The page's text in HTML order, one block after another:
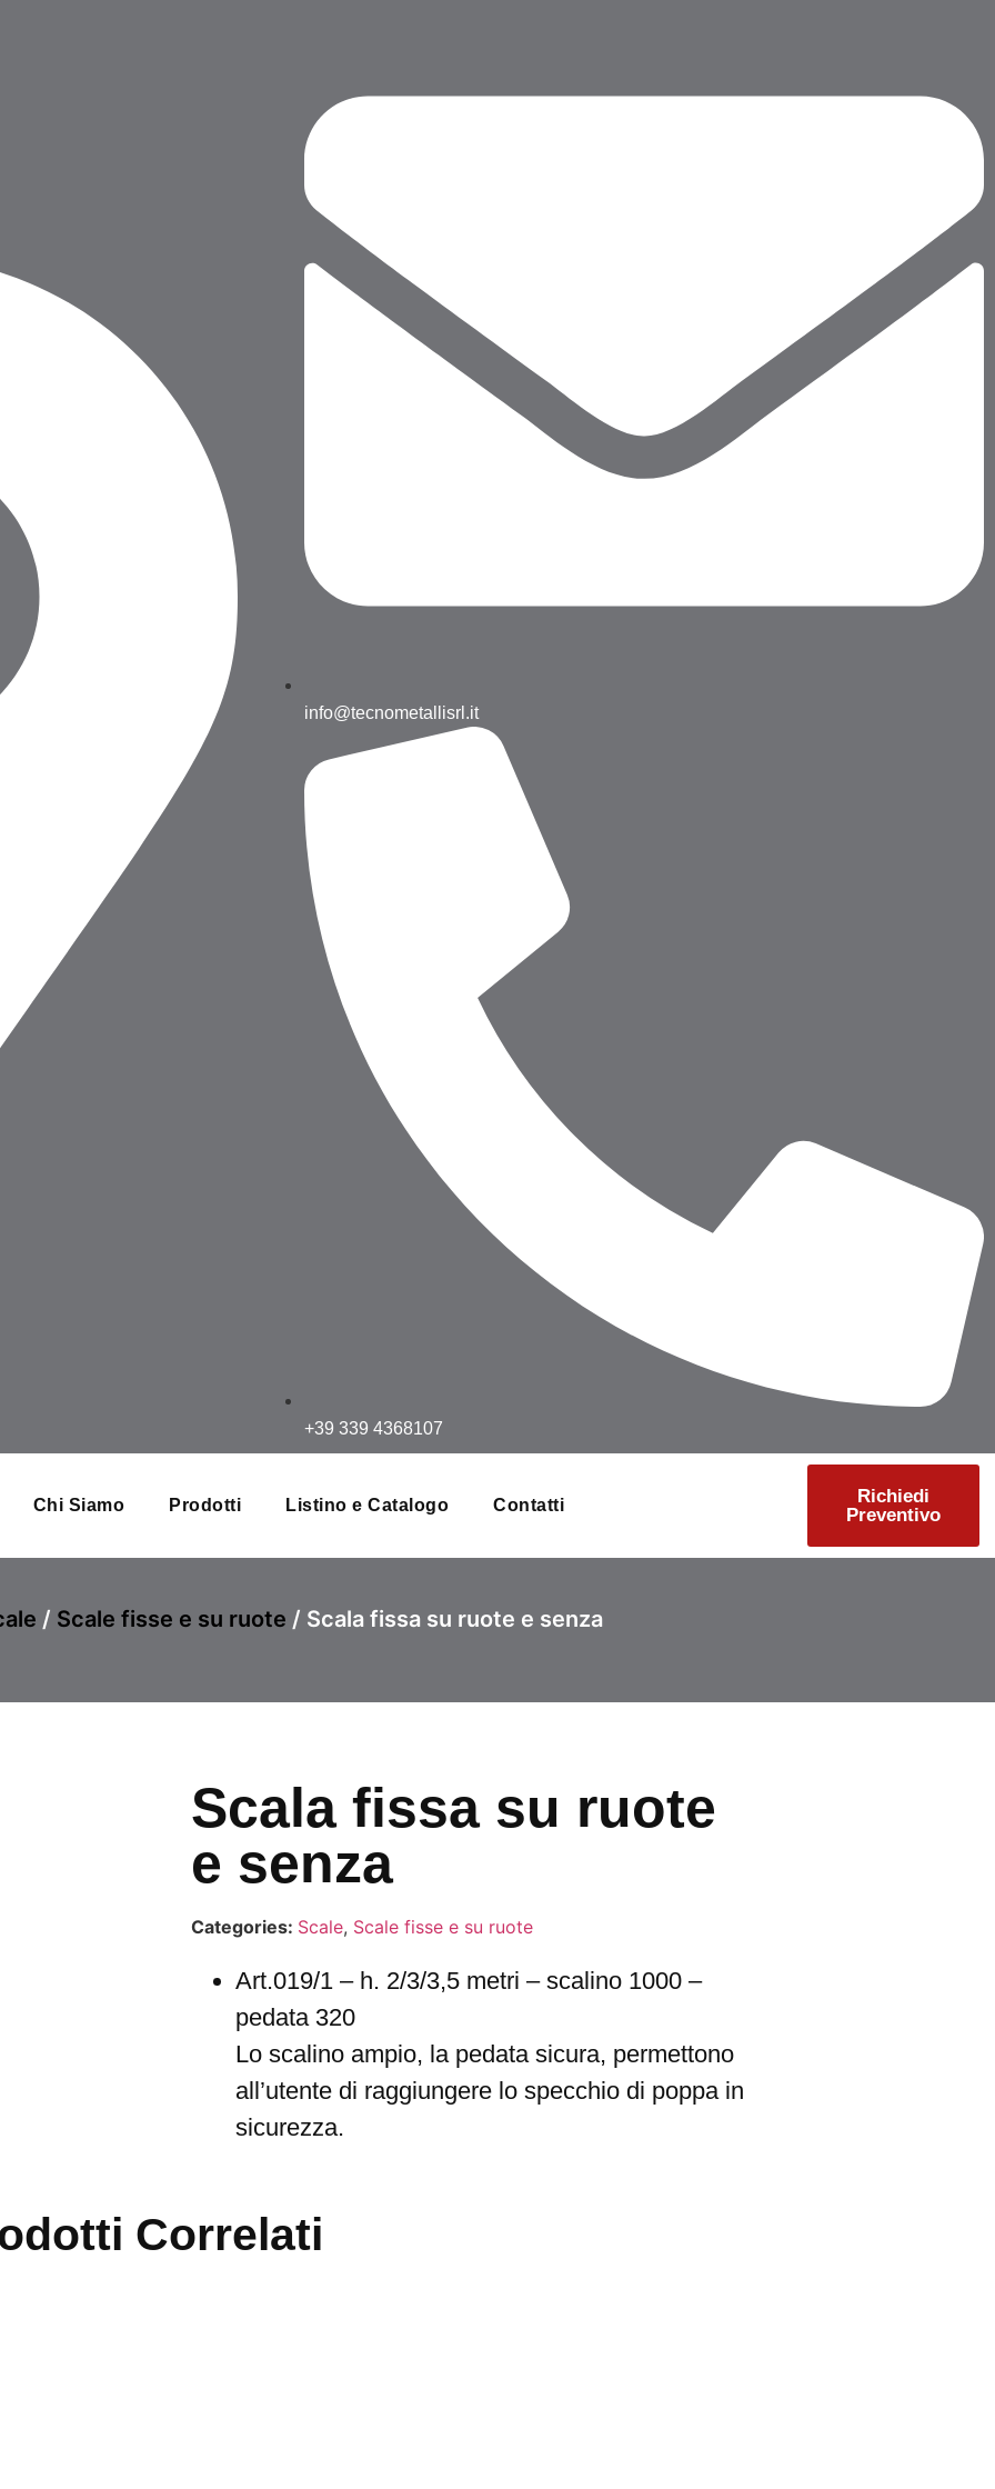
info@tecnometallisrl.it
+39 339 4368107
Chi Siamo Prodotti Listino e Catalogo Contatti
Richiedi
Preventivo
/ Scale fisse e su ruote / Scala fissa su ruote e senza
Scala fissa su ruote
e senza
Categories: Scale, Scale fisse e su ruote
Art.019/1 – h. 2/3/3,5 metri – scalino 1000 –
pedata 320
Lo scalino ampio, la pedata sicura, permettono
all’utente di raggiungere lo specchio di poppa in
sicurezza.
Correlati